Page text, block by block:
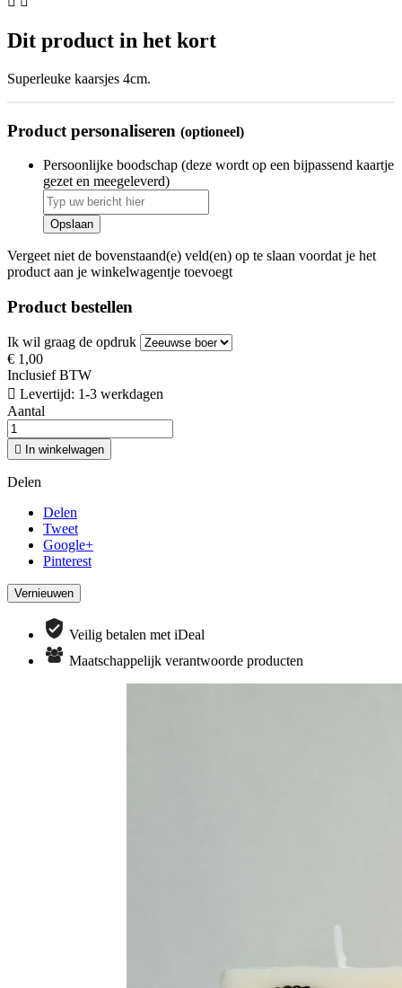
Dit product in het kort
Superleuke kaarsjes 4cm.
Product personaliseren (optioneel)
Persoonlijke boodschap (deze wordt op een bijpassend kaartje
gezet en meegeleverd)
Opslaan
Vergeet niet de bovenstaand(e) veld(en) op te slaan voordat je het
product aan je winkelwagentje toevoegt
Product bestellen
Ik wil graag de opdruk
€ 1,00
Inclusief BTW
 Levertijd: 1-3 werkdagen
Aantal
 In winkelwagen
Delen
Delen
Tweet
Google+
Pinterest
Veilig betalen met iDeal
Maatschappelijk verantwoorde producten